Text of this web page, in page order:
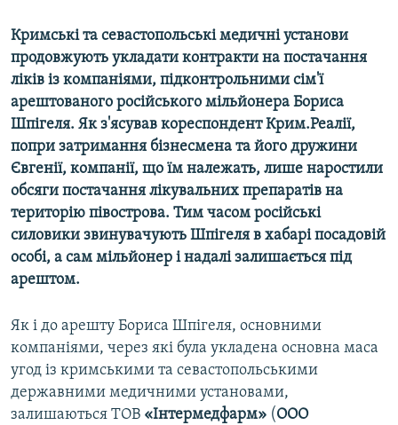
Кримські та севастопольські медичні установи
продовжують укладати контракти на постачання
ліків із компаніями, підконтрольними сім'ї
арештованого російського мільйонера Бориса
Шпігеля. Як з'ясував кореспондент Крим.Реалії,
попри затримання бізнесмена та його дружини
Євгенії, компанії, що їм належать, лише наростили
обсяги постачання лікувальних препаратів на
територію півострова. Тим часом російські
силовики звинувачують Шпігеля в хабарі посадовій
особі, а сам мільйонер і надалі залишається під
арештом.
Як і до арешту Бориса Шпігеля, основними
компаніями, через які була укладена основна маса
угод із кримськими та севастопольськими
державними медичними установами,
залишаються ТОВ «Інтермедфарм» (ООО